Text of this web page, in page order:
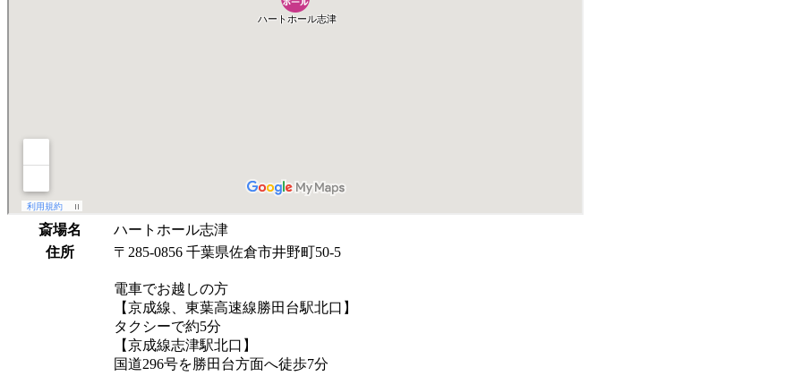
斎場名
ハートホール志津
住所
〒285-0856 千葉県佐倉市井野町50-5
電車でお越しの方
【京成線、東葉高速線勝田台駅北口】
タクシーで約5分
【京成線志津駅北口】
国道296号を勝田台方面へ徒歩7分